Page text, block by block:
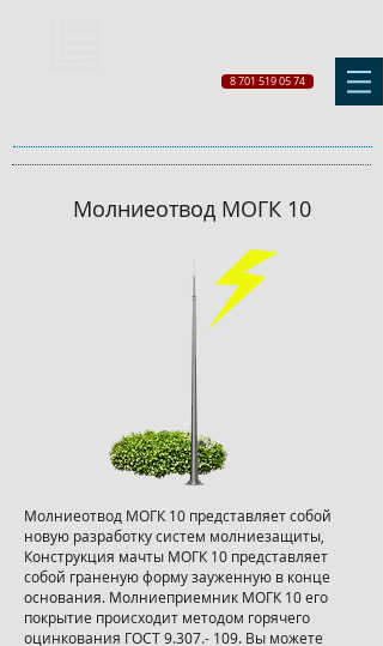
8 701 519 05 74
Молниеотвод МОГК 10
Молниеотвод МОГК 10 представляет собой
новую разработку систем молниезащиты,
Конструкция мачты МОГК 10 представляет
собой граненую форму зауженную в конце
основания. Молниеприемник МОГК 10 его
покрытие происходит методом горячего
оцинкования ГОСТ9.307.- 109. Вы можете